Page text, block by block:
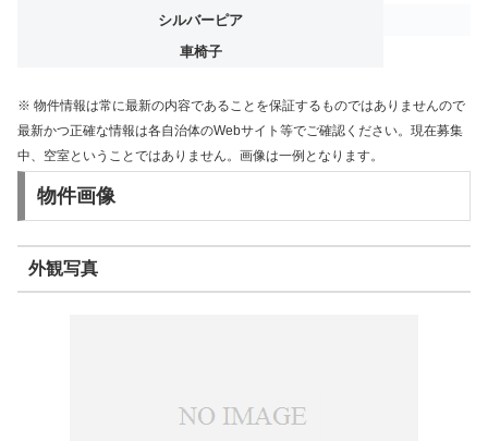
シルバーピア
車椅子
※ 物件情報は常に最新の内容であることを保証するものではありませんので
最新かつ正確な情報は各自治体のWebサイト等でご確認ください。現在募集
中、空室ということではありません。画像は一例となります。
物件画像
外観写真